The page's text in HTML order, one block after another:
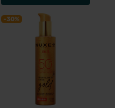
-30%